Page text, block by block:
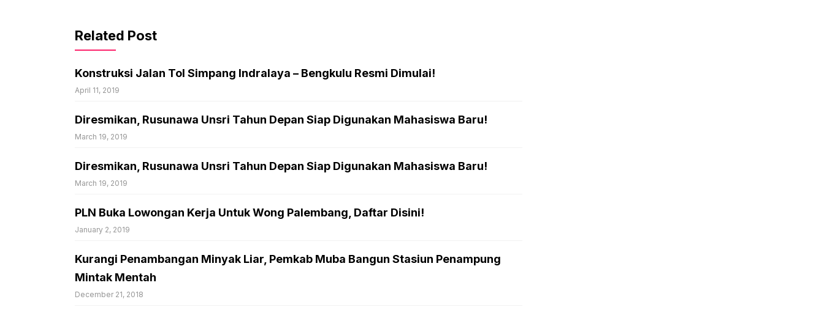
Related Post
Konstruksi Jalan Tol Simpang Indralaya – Bengkulu Resmi Dimulai!
April 11, 2019
Diresmikan, Rusunawa Unsri Tahun Depan Siap Digunakan Mahasiswa Baru!
March 19, 2019
Diresmikan, Rusunawa Unsri Tahun Depan Siap Digunakan Mahasiswa Baru!
March 19, 2019
PLN Buka Lowongan Kerja Untuk Wong Palembang, Daftar Disini!
January 2, 2019
Kurangi Penambangan Minyak Liar, Pemkab Muba Bangun Stasiun Penampung
Mintak Mentah
December 21, 2018